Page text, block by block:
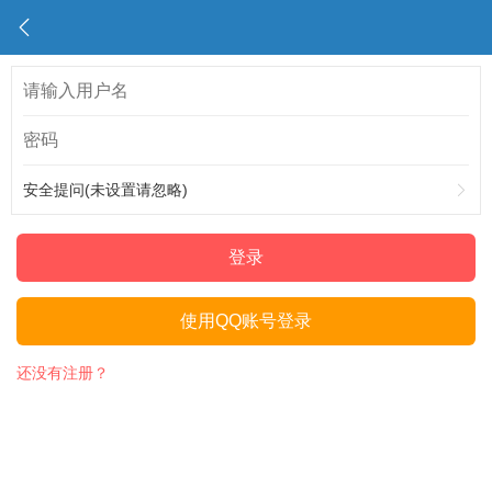
安全提问(未设置请忽略)
登录
使用QQ账号登录
还没有注册？